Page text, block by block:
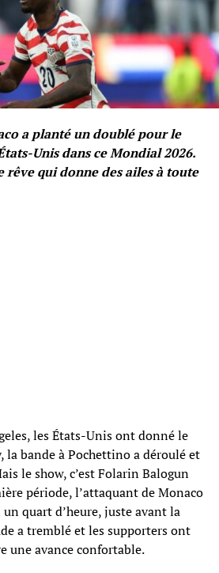
a planté un doublé pour le
Unis dans ce Mondial 2026.
rêve qui donne des ailes à toute
les États-Unis ont donné le
la bande à Pochettino a déroulé et
le show, c’est Folarin Balogun
période, l’attaquant de Monaco
quart d’heure, juste avant la
a tremblé et les supporters ont
une avance confortable.